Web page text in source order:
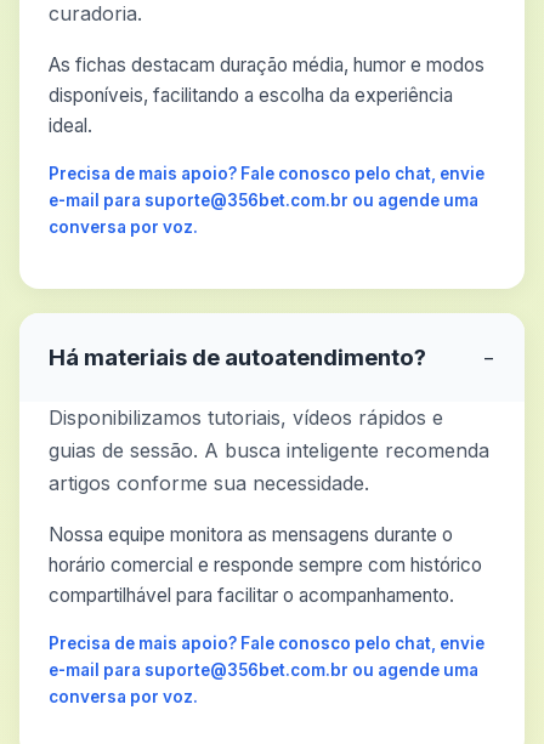
curadoria.
As fichas destacam duração média, humor e modos
disponíveis, facilitando a escolha da experiência
ideal.
Precisa de mais apoio? Fale conosco pelo chat, envie
e-mail para suporte@356bet.com.br ou agende uma
conversa por voz.
Há materiais de autoatendimento? −
Disponibilizamos tutoriais, vídeos rápidos e
guias de sessão. A busca inteligente recomenda
artigos conforme sua necessidade.
Nossa equipe monitora as mensagens durante o
horário comercial e responde sempre com histórico
compartilhável para facilitar o acompanhamento.
Precisa de mais apoio? Fale conosco pelo chat, envie
e-mail para suporte@356bet.com.br ou agende uma
conversa por voz.